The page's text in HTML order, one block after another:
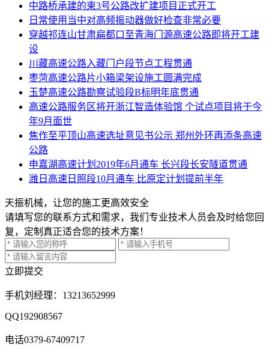
中路桥承建的柬3号公路改扩建项目正式开工
日常使用当中对高频振动器做好检查非常必要
穿越祁连山甘肃扁都口至青海门源高速公路即将开工建
设
川藏高速公路入藏门户段节点工程贯通
枣菏高速公路片小箱梁架设施工圆满完成
玉楚高速公路勘察试验段B标明年底贯通
高速公路服务区将开浙江智造体验馆 个试点项目将于今
年9月面世
焦作至平顶山高速选址意见书公示 郑州外环再添条高速
公路
申嘉湖高速计划2019年6月通车 长兴段长安隧道贯通
潍日高速日照段10月通车 比原定计划提前半年
天振机械，让您的施工更高效安全
请填写您的联系方式和需求，我们专业技术人员会及时给您回
复，定制真正适合您的技术方案！
立即提交
手机刘经理：13213652999
QQ192908567
电话0379-67409717